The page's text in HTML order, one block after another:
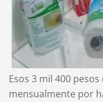
Esos 3 mil 400
mensualmente por